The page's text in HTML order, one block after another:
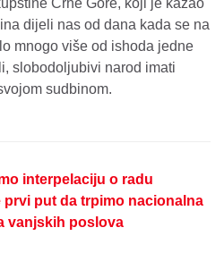
dijeli nas od dana kada se na
mnogo više od ishoda jedne
slobodoljubivi narod imati
sudbinom.
interpelaciju o radu
prvi put da trpimo nacionalna
vanjskih poslova